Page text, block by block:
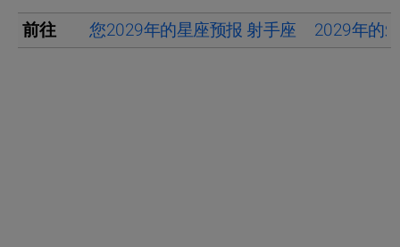
前往 您2029年的星座预报 射手座 2029年的